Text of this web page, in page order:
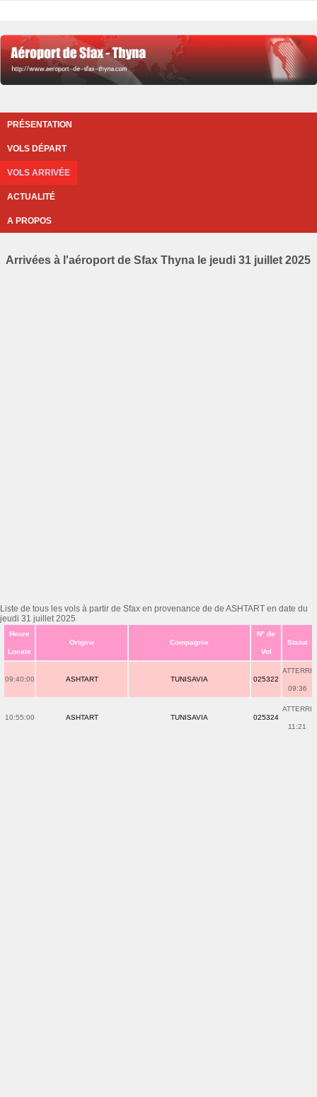
PRÉSENTATION
VOLS DÉPART
VOLS ARRIVÉE
ACTUALITÉ
A PROPOS
Arrivées à l'aéroport de Sfax Thyna le jeudi 31 juillet 2025
Liste de tous les vols à partir de Sfax en provenance de de ASHTART en date du
jeudi 31 juillet 2025
Heure
Locale
Origine Compagnie
N° de
Vol
Statut
09:40:00 ASHTART TUNISAVIA 025322
ATTERRI
09:36
10:55:00 ASHTART TUNISAVIA 025324
ATTERRI
11:21